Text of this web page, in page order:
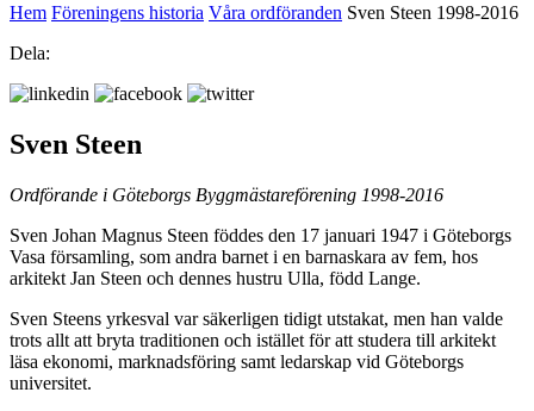
Hem Föreningens historia Våra ordföranden Sven Steen 1998-2016
Dela:
Sven Steen
Ordförande i Göteborgs Byggmästareförening 1998-2016
Sven Johan Magnus Steen föddes den 17 januari 1947 i Göteborgs
Vasa församling, som andra barnet i en barnaskara av fem, hos
arkitekt Jan Steen och dennes hustru Ulla, född Lange.
Sven Steens yrkesval var säkerligen tidigt utstakat, men han valde
trots allt att bryta traditionen och istället för att studera till arkitekt
läsa ekonomi, marknadsföring samt ledarskap vid Göteborgs
universitet.